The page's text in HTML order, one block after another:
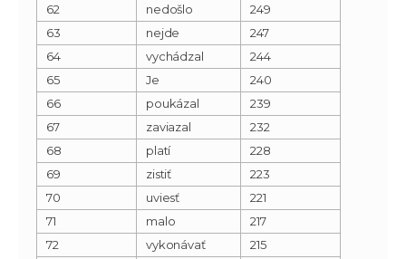
62
nedošlo
249
63
nejde
247
64
vychádzal
244
65
Je
240
66
poukázal
239
67
zaviazal
232
68
platí
228
69
zistiť
223
70
uviesť
221
71
malo
217
72
vykonávať
215